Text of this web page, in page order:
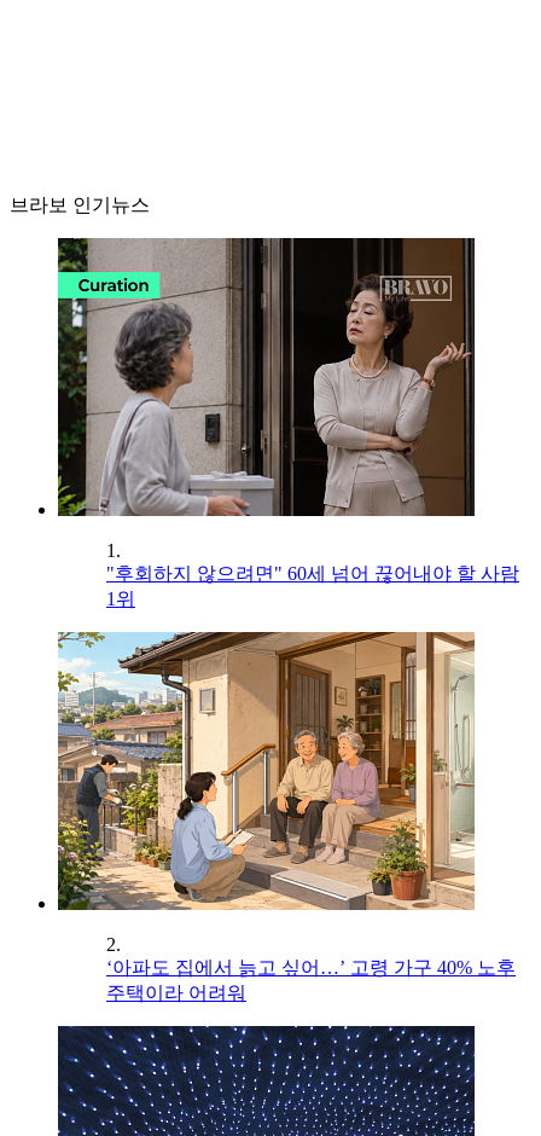
브라보 인기뉴스
1.
"후회하지 않으려면" 60세 넘어 끊어내야 할 사람
1위
2.
‘아파도 집에서 늙고 싶어…’ 고령 가구 40% 노후
주택이라 어려워